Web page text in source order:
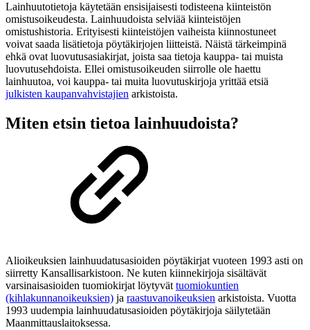
Lainhuutotietoja käytetään ensisijaisesti todisteena kiinteistön
omistusoikeudesta. Lainhuudoista selviää kiinteistöjen
omistushistoria. Erityisesti kiinteistöjen vaiheista kiinnostuneet
voivat saada lisätietoja pöytäkirjojen liitteistä. Näistä tärkeimpinä
ehkä ovat luovutusasiakirjat, joista saa tietoja kauppa- tai muista
luovutusehdoista. Ellei omistusoikeuden siirrolle ole haettu
lainhuutoa, voi kauppa- tai muita luovutuskirjoja yrittää etsiä
julkisten kaupanvahvistajien arkistoista.
Miten etsin tietoa lainhuudoista?
Alioikeuksien lainhuudatusasioiden pöytäkirjat vuoteen 1993 asti on
siirretty Kansallisarkistoon. Ne kuten kiinnekirjoja sisältävät
varsinaisasioiden tuomiokirjat löytyvät tuomiokuntien
(kihlakunnanoikeuksien) ja raastuvanoikeuksien arkistoista. Vuotta
1993 uudempia lainhuudatusasioiden pöytäkirjoja säilytetään
Maanmittauslaitoksessa.